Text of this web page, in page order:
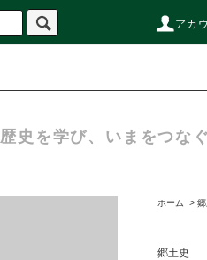
アカ
歴史を学び、いまをつな
ホーム >
郷土史